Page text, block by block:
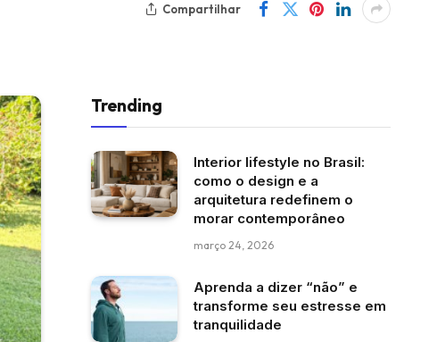
Compartilhar
Trending
Interior lifestyle no Brasil:
como o design e a
arquitetura redefinem o
morar contemporâneo
março 24, 2026
Aprenda a dizer “não” e
transforme seu estresse em
tranquilidade